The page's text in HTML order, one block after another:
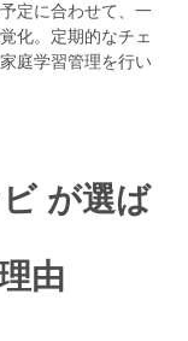
定に合わせて、一
化。定期的なチェ
庭学習管理を行い
が選ば
由